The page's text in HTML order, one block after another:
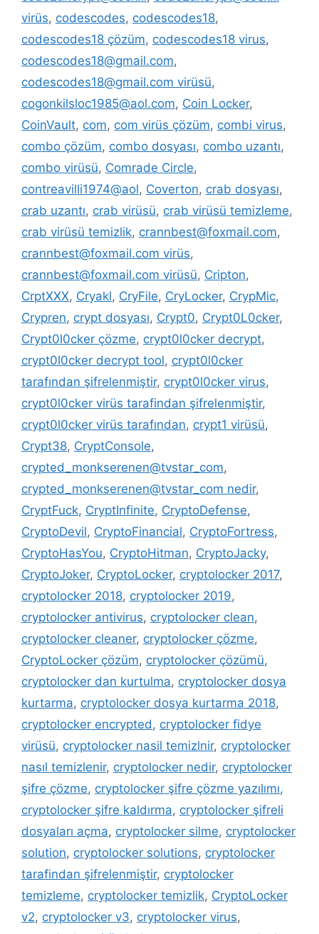
virüs, codescodes, codescodes18,
codescodes18 çözüm, codescodes18 virus,
codescodes18@gmail.com,
codescodes18@gmail.com virüsü,
cogonkilsloc1985@aol.com, Coin Locker,
CoinVault, com, com virüs çözüm, combi virus,
combo çözüm, combo dosyası, combo uzantı,
combo virüsü, Comrade Circle,
contreavilli1974@aol, Coverton, crab dosyası,
crab uzantı, crab virüsü, crab virüsü temizleme,
crab virüsü temizlik, crannbest@foxmail.com,
crannbest@foxmail.com virüs,
crannbest@foxmail.com virüsü, Cripton,
CrptXXX, Cryakl, CryFile, CryLocker, CrypMic,
Crypren, crypt dosyası, Crypt0, Crypt0L0cker,
Crypt0l0cker çözme, crypt0l0cker decrypt,
crypt0l0cker decrypt tool, crypt0l0cker
tarafından şifrelenmiştir, crypt0l0cker virus,
crypt0l0cker virüs tarafindan şifrelenmiştir,
crypt0l0cker virüs tarafından, crypt1 virüsü,
Crypt38, CryptConsole,
crypted_monkserenen@tvstar_com,
crypted_monkserenen@tvstar_com nedir,
CryptFuck, CryptInfinite, CryptoDefense,
CryptoDevil, CryptoFinancial, CryptoFortress,
CryptoHasYou, CryptoHitman, CryptoJacky,
CryptoJoker, CryptoLocker, cryptolocker 2017,
cryptolocker 2018, cryptolocker 2019,
cryptolocker antivirus, cryptolocker clean,
cryptolocker cleaner, cryptolocker çözme,
CryptoLocker çözüm, cryptolocker çözümü,
cryptolocker dan kurtulma, cryptolocker dosya
kurtarma, cryptolocker dosya kurtarma 2018,
cryptolocker encrypted, cryptolocker fidye
virüsü, cryptolocker nasil temizlnir, cryptolocker
nasıl temizlenir, cryptolocker nedir, cryptolocker
şifre çözme, cryptolocker şifre çözme yazılımı,
cryptolocker şifre kaldırma, cryptolocker şifreli
dosyaları açma, cryptolocker silme, cryptolocker
solution, cryptolocker solutions, cryptolocker
tarafindan şifrelenmiştir, cryptolocker
temizleme, cryptolocker temizlik, CryptoLocker
v2, cryptolocker v3, cryptolocker virus,